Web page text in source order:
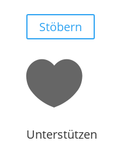
Stöbern

Unterstützen